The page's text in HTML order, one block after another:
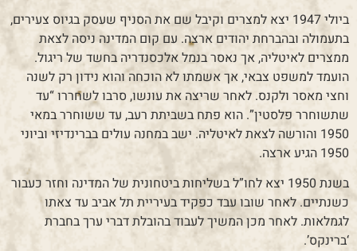
ביולי 1947 יצא למצרים וקיבל שם את הסניף שעסק בגיוס צעירים,
בתעמולה ובהברחת יהודים ארצה. עם קום המדינה ניסה לצאת
ממצרים לאיטליה, אך נאסר בנמל אלכסנדריה בחשד של ריגול.
הועמד למשפט צבאי, אך אשמתו לא הוכחה והוא נידון רק לשנה
וחצי מאסר ולקנס. לאחר שריצה את עונשו, סרבו לשחררו “עד
שתשוחרר פלסטין”. הוא פתח בשביתת רעב, עד ששוחרר במאי
1950 והורשה לצאת לאיטליה. ישב במחנה עולים בברינדיזי וביוני
1950 הגיע ארצה.
בשנת 1950 יצא לחו”ל בשליחות ביטחונית של המדינה וחזר כעבור
כשנתיים. לאחר שובו עבד כפקיד בעיריית תל אביב עד צאתו
לגמלאות. לאחר מכן המשיך לעבוד בהובלת דברי ערך בחברת
‘ברינקס’.